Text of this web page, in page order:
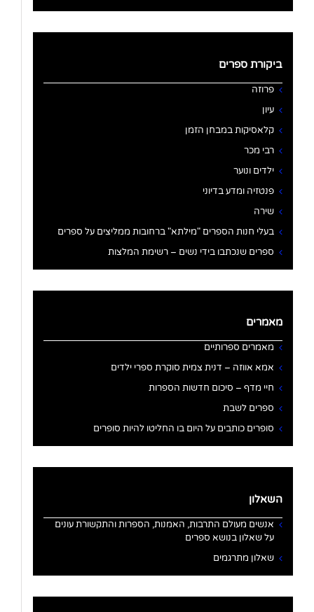
ביקורת ספרים
פרוזה
עיון
קלאסיקות במבחן הזמן
רבי מכר
ילדים ונוער
פנטזיה ומדע בדיוני
שירה
בעלי חנות הספרים "מילתא" ברחובות ממליצים על ספרים
ספרים שנכתבו בידי נשים – רשימת המלצות
מאמרים
מאמרים ספרותיים
אמא אווזה – דנית צמית סוקרת ספרי ילדים
חיי מדף – סיכום חדשות הספרות
ספרים לשבת
סופרים כותבים על היום בו החליטו להיות סופרים
השאלון
אנשים מעולם התרבות, האמנות, הספרות והתקשורת עונים
על שאלון בנושא ספרים
שאלון מתרגמים